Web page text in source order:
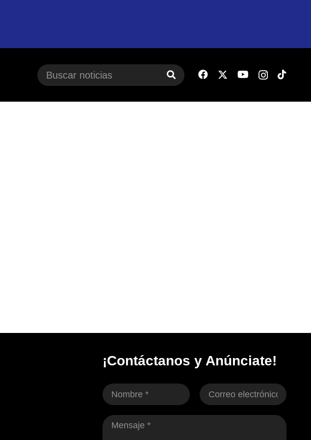
¡Contáctanos y Anúnciate!